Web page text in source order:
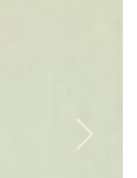
Next